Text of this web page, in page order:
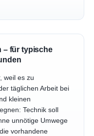
– für typische
weil es zu
täglichen Arbeit bei
kleinen
Technik soll
unnötige Umwege
vorhandene